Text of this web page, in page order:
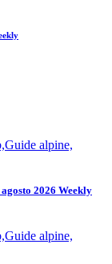
2026 Weekly